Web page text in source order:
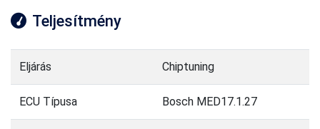
Teljesítmény
Eljárás Chiptuning
ECU Típusa Bosch MED17.1.27